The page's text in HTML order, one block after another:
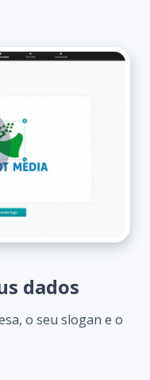
dados
o seu slogan e o